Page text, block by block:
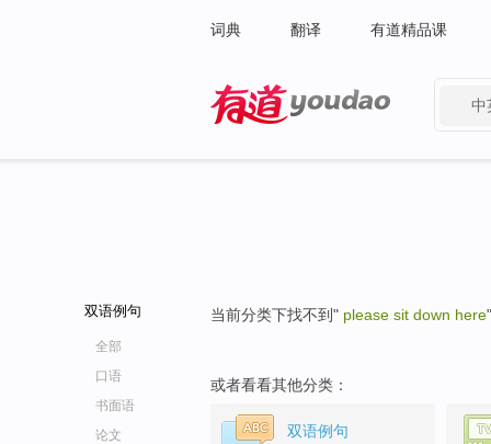
词典 翻译 有道精品课
中
双语例句
全部
口语
书面语
论文
当前分类下找不到" please sit down here
或者看看其他分类：
双语例句